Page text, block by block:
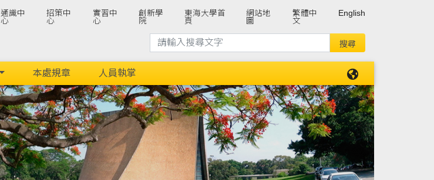
通識中
心
招策中
心
實習中
心
創新學
院
東海大學首
頁
網站地
圖
繁體中
文
English
本處規章 人員執掌